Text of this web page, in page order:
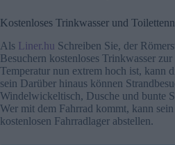
Kostenloses Trinkwasser und
Als Liner.hu Schreiben Sie, der
Besuchern kostenloses Trinkwasser
Temperatur nun extrem hoch ist, kann
sein Darüber hinaus können
Windelwickeltisch, Dusche und bunte
Wer mit dem Fahrrad kommt, kann
kostenlosen Fahrradlager abstellen.